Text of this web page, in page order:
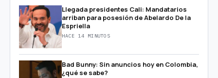
Llegada presidentes Cali: Mandatarios
arriban para posesión de Abelardo De la
Espriella
HACE 14 MINUTOS
Bad Bunny: Sin anuncios hoy en Colombia,
¿qué se sabe?